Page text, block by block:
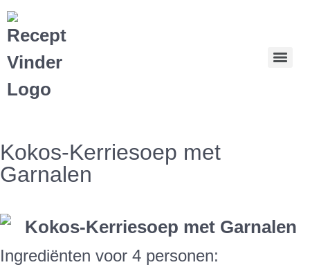
Kokos-Kerriesoep met
Garnalen
Ingrediënten voor 4 personen: